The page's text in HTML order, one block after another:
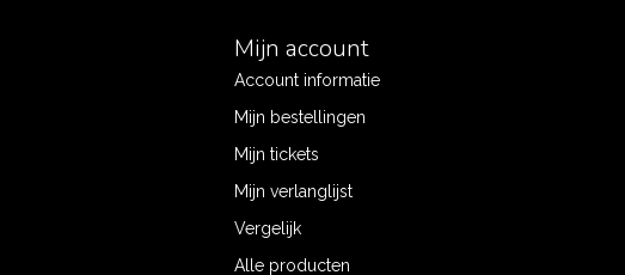
Mijn account
Account informatie
Mijn bestellingen
Mijn tickets
Mijn verlanglijst
Vergelijk
Alle producten